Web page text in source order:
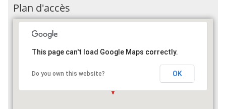
Plan d'accès
This page can't load Google Maps correctly.
Do you own this website? OK